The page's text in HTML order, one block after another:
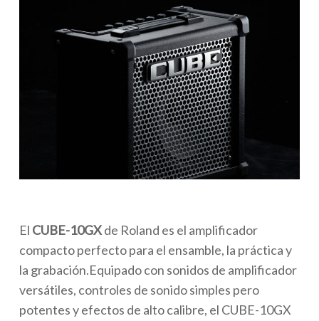
El CUBE-10GXde Roland es el amplificador
compacto perfecto para el ensamble, la práctica y
la grabación.Equipado con sonidos de amplificador
versátiles, controles de sonido simples pero
potentes y efectos de alto calibre, el CUBE-10GX